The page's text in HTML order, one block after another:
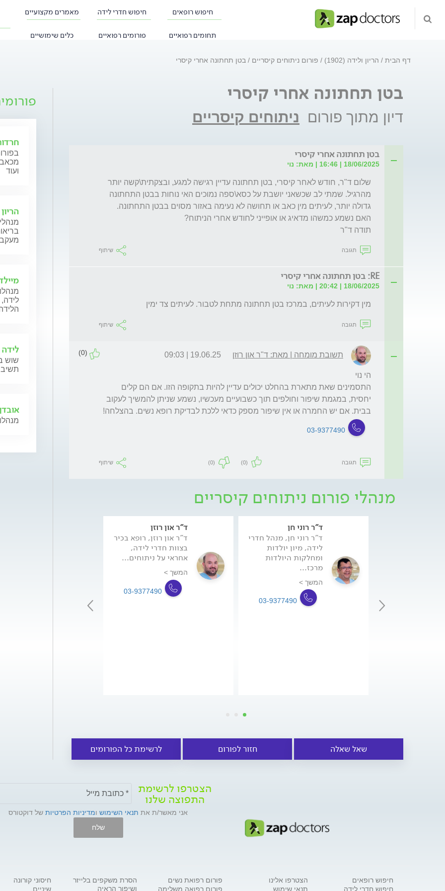
חיפוש רופאים חיפוש חדרי לידה מאמרים מקצועיים
תחומים רפואיים פורומים רפואיים כלים שימושיים
דף הבית הריון ולידה (1902) פורום ניתוחים קיסריים בטן תחתונה אחרי קיסרי
בטן תחתונה אחרי קיסרי
דיון מתוך פורום ניתוחים קיסריים
בטן תחתונה אחרי קיסרי
18/06/2025 | 16:46 | מאת: נוי
תודה ד"ר
תגובה שיתוף
RE: בטן תחתונה אחרי קיסרי
18/06/2025 | 20:42 | מאת: נוי
מין דקירות לעיתים, במרכז בטן תחתונה מתחת לטבור. לעיתים צד ימין
תגובה שיתוף
תשובת מומחה | מאת: ד"ר און רוזן 19.06.25 | 09:03
(0)
בבית. אם יש החמרה או אין שיפור מספק כדאי ללכת לבדיקת רופא נשים. בהצלחה!
03-9377490
תגובה (0)
(0) שיתוף
מנהלי פורום ניתוחים קיסריים
ד"ר און רוזן
ד"ר און רוזן, רופא בכיר
בצוות חדרי לידה,
אחראי על ניתוחים...
המשך >
03-9377490
ד"ר רוני חן
ד"ר רוני חן, מנהל חדרי
לידה, מיון יולדות
ומחלקות היולדות
מרכז...
המשך >
03-9377490
שאל שאלה חזור לפורום לרשימת כל הפורומים
ועוד
מעקב
שוש
הצטרפו לרשימת
התפוצה שלנו
אני מאשר/ת את תנאי השימוש ומדיניות הפרטיות של דוקטורס
שלח
חיפוש רופאים
חיפוש חדרי לידה
הצטרפו אלינו
תנאי שימוש
פורום רפואת נשים
פורום רפואה משלימה
הסרת משקפים בלייזר
ושיפור הראיה
חיסוני קורונה
שיניים